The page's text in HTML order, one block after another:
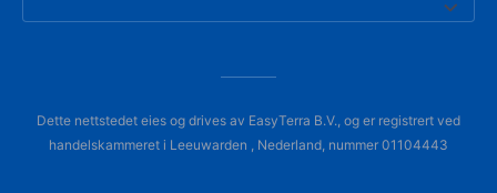
Dette nettstedet eies og drives av EasyTerra B.V., og er registrert ved
handelskammeret i Leeuwarden , Nederland, nummer 01104443